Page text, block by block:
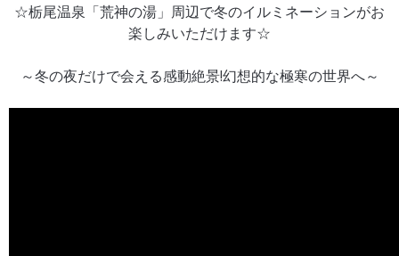
☆栃尾温泉「荒神の湯」周辺で冬のイルミネーションがお
楽しみいただけます☆
～冬の夜だけで会える感動絶景!幻想的な極寒の世界へ～